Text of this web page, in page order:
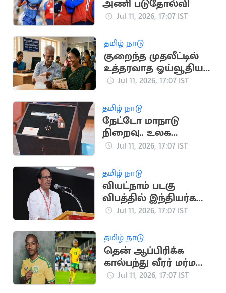
அணி படுதோல்வி
Jul 11, 2026, 17:07 IST
தமிழ் நாடு
குறைந்த முதலீட்டில்
உத்தரவாத ஓய்வூதியம்:
முழு விவரங்கள்
Jul 11, 2026, 17:07 IST
தமிழ் நாடு
நேட்டோ மாநாடு
நிறைவு.. உலக
நாடுகளை
அதிபரின் விசித்திர
பரிசு
Jul 11, 2026, 17:07 IST
தமிழ் நாடு
வியட்நாம் படகு
விபத்தில் இந்தியர்கள்
உயிரிழப்பு.. CPI
Jul 11, 2026, 17:07 IST
தமிழ் நாடு
தென் ஆப்பிரிக்க
கால்பந்து வீரர் மர்ம
மரணம்
Jul 11, 2026, 17:07 IST